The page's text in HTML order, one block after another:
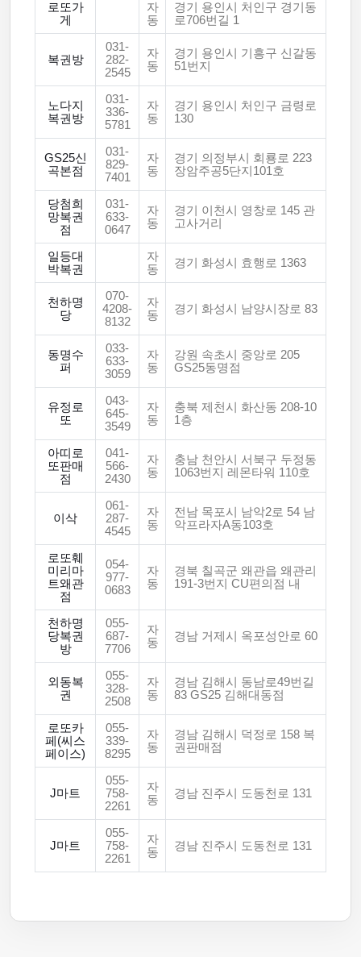
로또가
게
자
동
경기 용인시 처인구 경기동
로706번길 1
복권방
031-
282-
2545
자
동
경기 용인시 기흥구 신갈동
51번지
노다지
복권방
031-
336-
5781
자
동
경기 용인시 처인구 금령로
130
GS25신
곡본점
031-
829-
7401
자
동
경기 의정부시 회룡로 223
장암주공5단지101호
당첨희
망복권
점
031-
633-
0647
자
동
경기 이천시 영창로 145 관
고사거리
일등대
박복권
자
동
경기 화성시 효행로 1363
천하명
당
070-
4208-
8132
자
동
경기 화성시 남양시장로 83
동명수
퍼
033-
633-
3059
자
동
강원 속초시 중앙로 205
GS25동명점
유정로
또
043-
645-
3549
자
동
충북 제천시 화산동 208-10
1층
아띠로
또판매
점
041-
566-
2430
자
동
충남 천안시 서북구 두정동
1063번지 레몬타워 110호
이삭
061-
287-
4545
자
동
전남 목포시 남악2로 54 남
악프라자A동103호
로또훼
미리마
트왜관
점
054-
977-
0683
자
동
경북 칠곡군 왜관읍 왜관리
191-3번지 CU편의점 내
천하명
당복권
방
055-
687-
7706
자
동
경남 거제시 옥포성안로 60
외동복
권
055-
328-
2508
자
동
경남 김해시 동남로49번길
83 GS25 김해대동점
로또카
페(씨스
페이스)
055-
339-
8295
자
동
경남 김해시 덕정로 158 복
권판매점
J마트
055-
758-
2261
자
동
경남 진주시 도동천로 131
J마트
055-
758-
2261
자
동
경남 진주시 도동천로 131